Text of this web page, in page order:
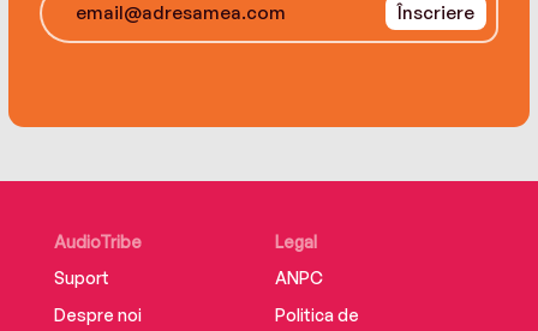
Înscriere
AudioTribe
Suport
Despre noi
Legal
ANPC
Politica de